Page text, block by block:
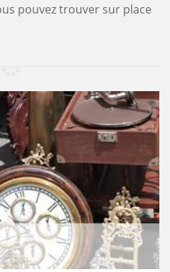
pouvez trouver sur place